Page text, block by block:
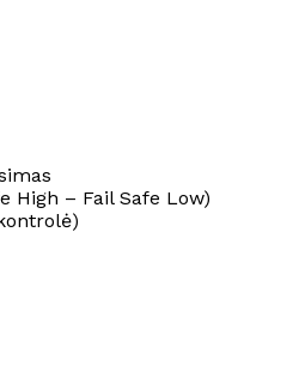
High – Fail Safe Low)